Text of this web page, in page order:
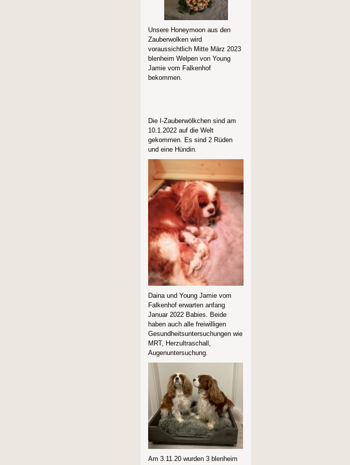
Unsere Honeymoon aus den
Zauberwolken wird
voraussichtlich Mitte März 2023
blenheim Welpen von Young
Jamie vom Falkenhof
bekommen.
Die I-Zauberwölkchen sind am
10.1.2022 auf die Welt
gekommen. Es sind 2 Rüden
und eine Hündin.
Daina und Young Jamie vom
Falkenhof erwarten anfang
Januar 2022 Babies. Beide
haben auch alle freiwilligen
Gesundheitsuntersuchungen wie
MRT, Herzultraschall,
Augenuntersuchung.
Am 3.11.20 wurden 3 blenheim